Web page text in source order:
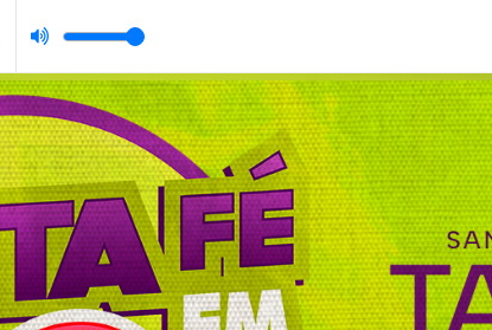
SUZANA FREITAS com Suzana (Sussú)